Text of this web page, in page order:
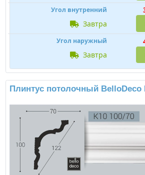
Угол внутренний
завтра
Угол наружный
завтра
Плинтус потолочный BelloDeco